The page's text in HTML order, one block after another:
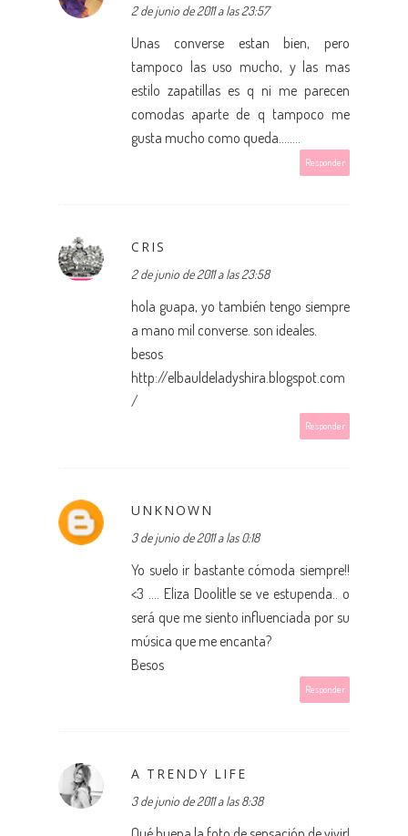
2 de junio de 2011 a las 23:57
Unas converse estan bien, pero
tampoco las uso mucho, y las mas
estilo zapatillas es q ni me parecen
comodas aparte de q tampoco me
gusta mucho como queda........
Responder
CRIS
2 de junio de 2011 a las 23:58
hola guapa, yo también tengo siempre
a mano mil converse. son ideales.
besos
http://elbauldeladyshira.blogspot.com
/
Responder
UNKNOWN
3 de junio de 2011 a las 0:18
Yo suelo ir bastante cómoda siempre!!
<3 .... Eliza Doolitle se ve estupenda.. o
será que me siento influenciada por su
música que me encanta?
Besos
Responder
A TRENDY LIFE
3 de junio de 2011 a las 8:38